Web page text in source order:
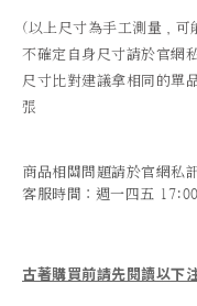
(以上尺寸為手工測量，
不確定自身尺寸請於官網
尺寸比對建議拿相同的單
張
商品相關問題請於官網私
客服時間 ：週一四五
古著購買前請先閱讀以下